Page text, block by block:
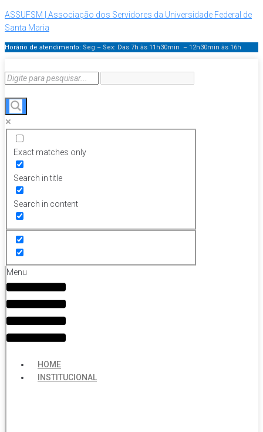
ASSUFSM | Associação dos Servidores da Universidade Federal de
Santa Maria
Horário de atendimento: Seg – Sex: Das 7h às 11h30min – 12h30min às 16h
Exact matches only
Search in title
Search in content
Menu
HOME
INSTITUCIONAL